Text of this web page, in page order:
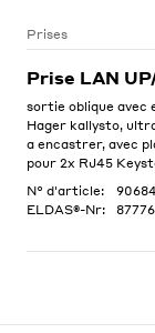
Prises
Prise LAN
sortie oblique avec
Hager kallysto,
a encastrer, avec
pour 2x RJ45
N° d'article:
ELDAS®-Nr: